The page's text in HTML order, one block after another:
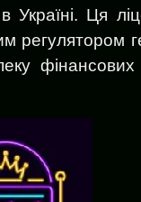
Україні. Ця
регулятором